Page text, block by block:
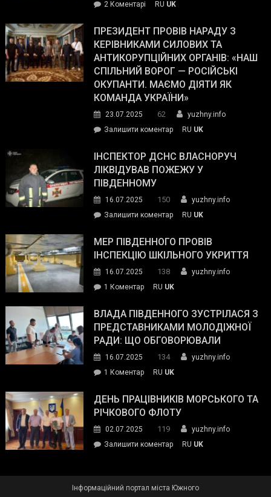
The
Street
Journal.
2 Коментарі
Південному
працівникам
ОПЗ
з
матеріального
резерву
гуманітарну
допомогу
RU UK
ПРЕЗИДЕНТ ПРОВІВ НАРАДУ З
КЕРІВНИКАМИ СИЛОВИХ ТА
АНТИКОРУПЦІЙНИХ ОРГАНІВ: «НАШ
СПІЛЬНИЙ ВОРОГ — РОСІЙСЬКІ
ОКУПАНТИ. МАЄМО ДІЯТИ ЯК
КОМАНДА УКРАЇНИ»
23.07.2025 62
yuzhny.info
Залишити коментарon
провів
нараду
силових
та
органів:
«Наш
спільний
окупанти.
Маємо
діяти
команда
RU UK
ІНСПЕКТОР ДСНС ВЛАСНОРУЧ
ЛІКВІДУВАВ ПОЖЕЖУ У
ПІВДЕННОМУ
16.07.2025 150
yuzhny.info
Залишити коментарon
ДСНС
власноруч
пожежу
у
RU UK
МЕР ПІВДЕННОГО ПРОВІВ
ІНСПЕКЦІЮ ШКІЛЬНОГО УКРИТТЯ
16.07.2025 138
yuzhny.info
1 Коментардо
Південного
провів
інспекцію
укриття
RU UK
ВЛАДА ПІВДЕННОГО ЗУСТРІЛАСЯ З
ПРЕДСТАВНИКАМИ МОЛОДІЖНОЇ
РАДИ: ЩО ОБГОВОРЮВАЛИ
16.07.2025 134
yuzhny.info
1 Коментардо
Південного
зустрілася
представниками
молодіжної
обговорювали
RU UK
ДЕНЬ ПРАЦІВНИКІВ МОРСЬКОГО ТА
РІЧКОВОГО ФЛОТУ
02.07.2025 119
yuzhny.info
Залишити коментарon
RU UK
Інформаційний портал міста Южного